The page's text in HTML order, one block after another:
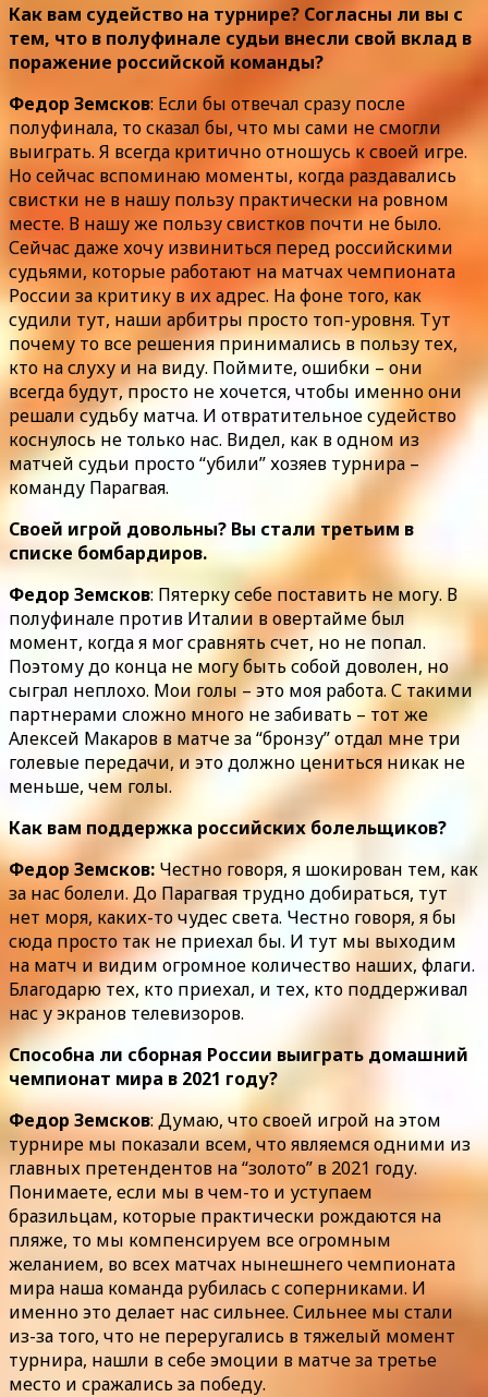
Как вам судейство на турнире? Согласны ли вы с
тем, что в полуфинале судьи внесли свой вклад в
поражение российской команды?
Федор Земсков: Если бы отвечал сразу после
полуфинала, то сказал бы, что мы сами не смогли
выиграть. Я всегда критично отношусь к своей игре.
Но сейчас вспоминаю моменты, когда раздавались
свистки не в нашу пользу практически на ровном
месте. В нашу же пользу свистков почти не было.
Сейчас даже хочу извиниться перед российскими
судьями, которые работают на матчах чемпионата
России за критику в их адрес. На фоне того, как
судили тут, наши арбитры просто топ-уровня. Тут
почему то все решения принимались в пользу тех,
кто на слуху и на виду. Поймите, ошибки – они
всегда будут, просто не хочется, чтобы именно они
решали судьбу матча. И отвратительное судейство
коснулось не только нас. Видел, как в одном из
матчей судьи просто “убили” хозяев турнира –
команду Парагвая.
Своей игрой довольны? Вы стали третьим в
списке бомбардиров.
Федор Земсков: Пятерку себе поставить не могу. В
полуфинале против Италии в овертайме был
момент, когда я мог сравнять счет, но не попал.
Поэтому до конца не могу быть собой доволен, но
сыграл неплохо. Мои голы – это моя работа. С такими
партнерами сложно много не забивать – тот же
Алексей Макаров в матче за “бронзу” отдал мне три
голевые передачи, и это должно цениться никак не
меньше, чем голы.
Как вам поддержка российских болельщиков?
Федор Земсков:Честно говоря, я шокирован тем, как
за нас болели. До Парагвая трудно добираться, тут
нет моря, каких-то чудес света. Честно говоря, я бы
сюда просто так не приехал бы. И тут мы выходим
на матч и видим огромное количество наших, флаги.
Благодарю тех, кто приехал, и тех, кто поддерживал
нас у экранов телевизоров.
Способна ли сборная России выиграть домашний
чемпионат мира в 2021 году?
Федор Земсков: Думаю, что своей игрой на этом
турнире мы показали всем, что являемся одними из
главных претендентов на “золото” в 2021 году.
Понимаете, если мы в чем-то и уступаем
бразильцам, которые практически рождаются на
пляже, то мы компенсируем все огромным
желанием, во всех матчах нынешнего чемпионата
мира наша команда рубилась с соперниками. И
именно это делает нас сильнее. Сильнее мы стали
из-за того, что не переругались в тяжелый момент
турнира, нашли в себе эмоции в матче за третье
место и сражались за победу.